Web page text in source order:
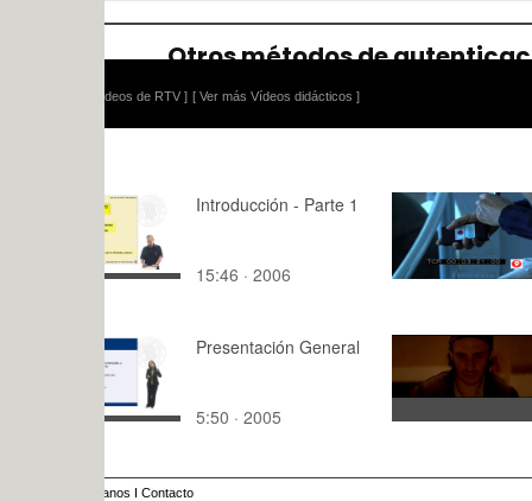
[ Ver más Vídeos didácticos ]
Introducción - Parte 1
15:46 · 2006
El llagostí
1:24 · 2014
Presentación General
5:50 · 2005 0:26 · 2018